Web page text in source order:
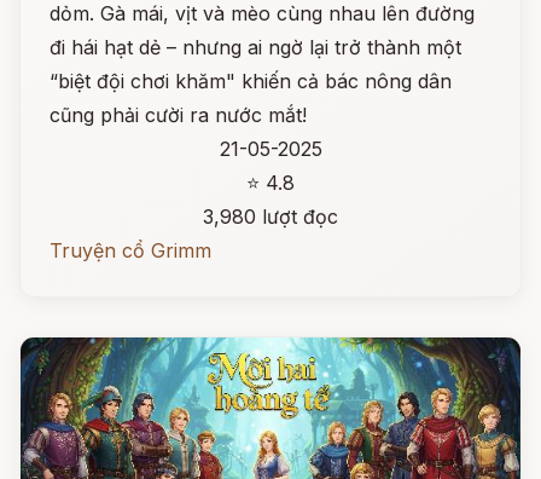
dỏm. Gà mái, vịt và mèo cùng nhau lên đường
đi hái hạt dẻ – nhưng ai ngờ lại trở thành một
“biệt đội chơi khăm" khiến cả bác nông dân
cũng phải cười ra nước mắt!
21-05-2025
⭐ 4.8
3,980 lượt đọc
Truyện cổ Grimm